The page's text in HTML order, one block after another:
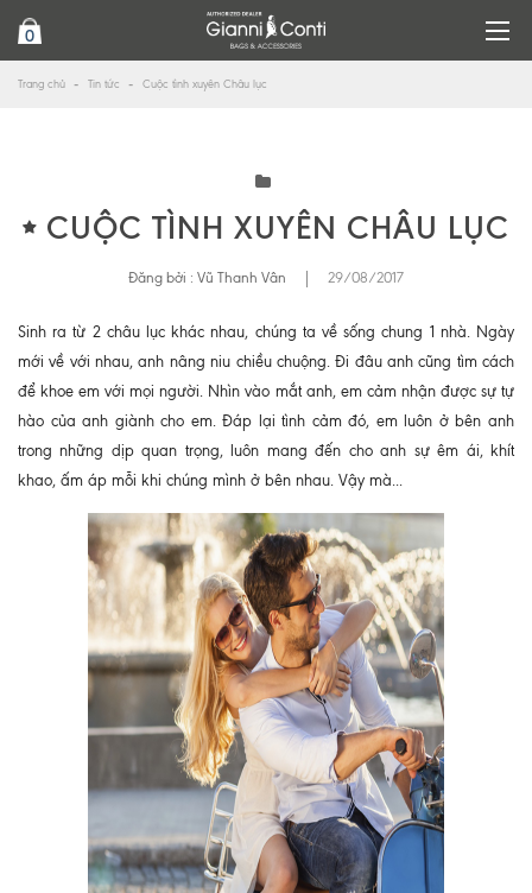
0
Trang chủ Tin tức Cuộc tình xuyên Châu lục
CUỘC TÌNH XUYÊN CHÂU LỤC
Đăng bởi : Vũ Thanh Vân 29/08/2017
Sinh ra từ 2 châu lục khác nhau, chúng ta về sống chung 1 nhà. Ngày
mới về với nhau, anh nâng niu chiều chuộng. Đi đâu anh cũng tìm cách
để khoe em với mọi người. Nhìn vào mắt anh, em cảm nhận được sự tự
hào của anh giành cho em. Đáp lại tình cảm đó, em luôn ở bên anh
trong những dịp quan trọng, luôn mang đến cho anh sự êm ái, khít
khao, ấm áp mỗi khi chúng mình ở bên nhau. Vậy mà...